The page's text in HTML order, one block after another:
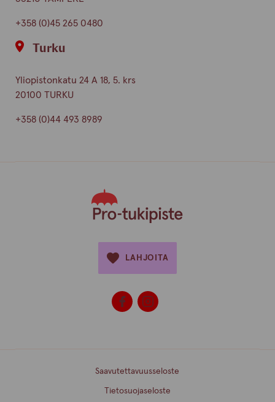
+358 (0)45 265 0480
Turku
Yliopistonkatu 24 A 18, 5. krs
20100 TURKU
+358 (0)44 493 8989
LAHJOITA
Saavutettavuusseloste
Tietosuojaseloste